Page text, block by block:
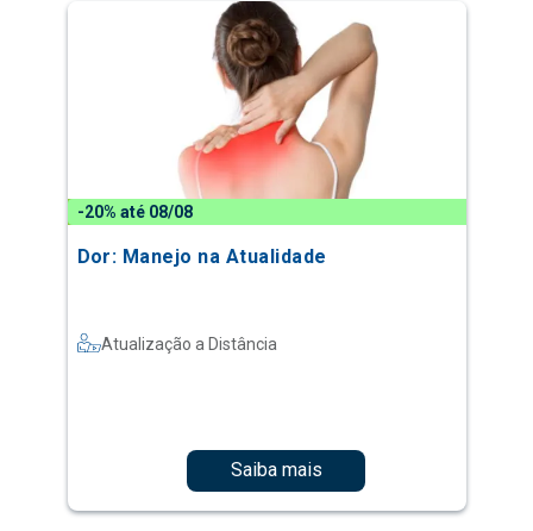
-20% até 08/08
Dor: Manejo na Atualidade
Atualização a Distância
Saiba mais